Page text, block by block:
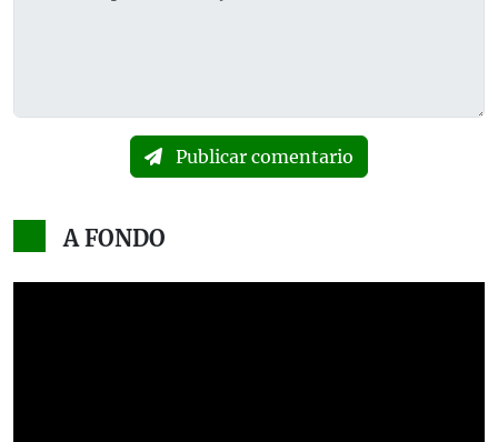
Publicar comentario
A FONDO